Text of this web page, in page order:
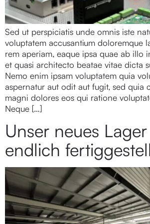
Sed ut perspiciatis unde omnis iste
voluptatem accusantium doloremque
rem aperiam, eaque ipsa quae ab illo
et quasi architecto beatae vitae dicta
Nemo enim ipsam voluptatem quia
aspernatur aut odit aut fugit, sed quia
magni dolores eos qui ratione
Neque […]
Unser neues
endlich